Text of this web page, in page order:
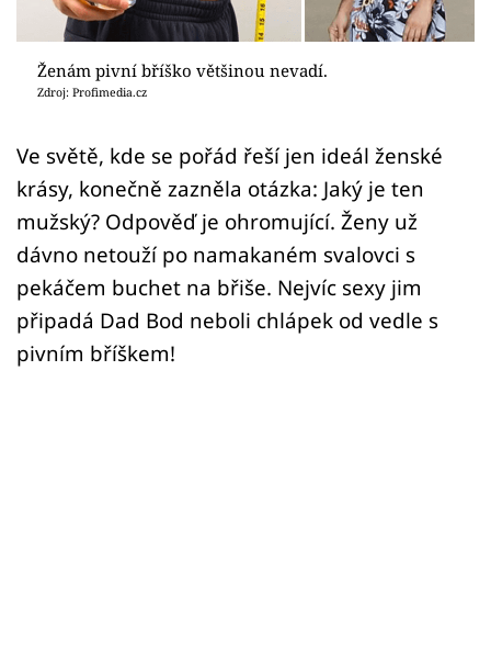
Přihlášení
Ženám pivní bříško většinou nevadí.
Zdroj: Profimedia.cz
Ve světě, kde se pořád řeší jen ideál ženské
krásy, konečně zazněla otázka: Jaký je ten
mužský? Odpověď je ohromující. Ženy už
dávno netouží po namakaném svalovci s
pekáčem buchet na břiše. Nejvíc sexy jim
připadá Dad Bod neboli chlápek od vedle s
pivním bříškem!